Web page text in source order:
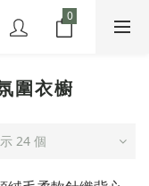
圍衣櫥
24 個